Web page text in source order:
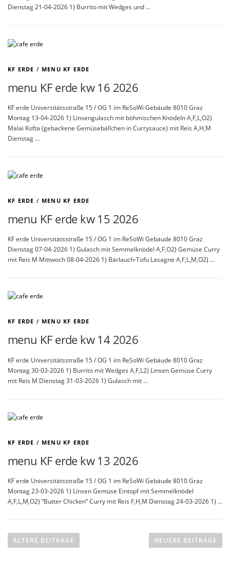
Dienstag 21-04-2026 1) Burrito mit Wedges und …
KF ERDE / MENU KF ERDE
menu KF erde kw 16 2026
KF erde Universitätsstraße 15 / OG 1 im ReSoWi Gebäude 8010 Graz
Montag 13-04-2026 1) Linsengulasch mit böhmischen Knödeln A,F,L,O2)
Malai Kofta (gebackene Gemüsebällchen in Currysauce) mit Reis A,H,M
Dienstag …
KF ERDE / MENU KF ERDE
menu KF erde kw 15 2026
KF erde Universitätsstraße 15 / OG 1 im ReSoWi Gebäude 8010 Graz
Dienstag 07-04-2026 1) Gulasch mit Semmelknödel A,F,O2) Gemüse Curry
mit Reis M Mittwoch 08-04-2026 1) Bärlauch-Tofu Lasagne A,F,L,M,O2) …
KF ERDE / MENU KF ERDE
menu KF erde kw 14 2026
KF erde Universitätsstraße 15 / OG 1 im ReSoWi Gebäude 8010 Graz
Montag 30-03-2026 1) Burrito mit Wedges A,F,L2) Linsen Gemüse Curry
mit Reis M Dienstag 31-03-2026 1) Gulasch mit …
KF ERDE / MENU KF ERDE
menu KF erde kw 13 2026
KF erde Universitätsstraße 15 / OG 1 im ReSoWi Gebäude 8010 Graz
Montag 23-03-2026 1) Linsen Gemüse Eintopf mit Semmelknödel
A,F,L,M,O2) “Butter Chicken” Curry mit Reis F,H,M Dienstag 24-03-2026 1) …
eÄLTERE BEITRÄGE NEUERE BEITRÄGE